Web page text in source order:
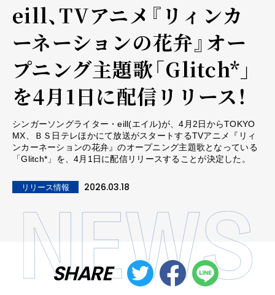
eill、TVアニメ『リィンカ
ーネーションの花弁』オー
プニング主題歌「Glitch*」
を4月1日に配信リリース！
シンガーソングライター・eill(エイル)が、4月2日からTOKYO
MX、ＢＳ日テレほかにて放送がスタートするTVアニメ『リィ
ンカーネーションの花弁』のオープニング主題歌となっている
「Glitch*」を、4月1日に配信リリースすることが決定した。
リリース情報 2026.03.18
SHARE